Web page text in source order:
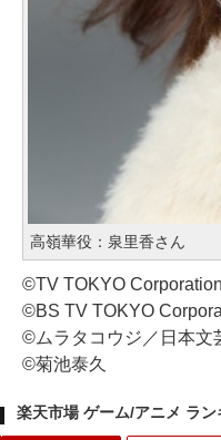
高嶺華役：泉里香さん
©TV TOKYO
©BS TV TOKYO
©ムラタコウジ／日本文
©菊池泰久
楽天市場 ゲーム/アニメ ラン